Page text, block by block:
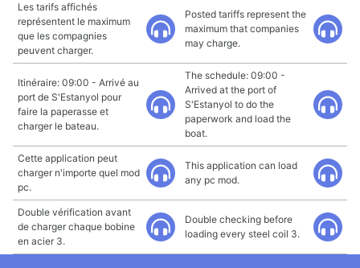
Les tarifs affichés
représentent le maximum
que les compagnies
peuvent charger.
Posted tariffs represent the
maximum that companies
may charge.
Itinéraire: 09:00 - Arrivé au
port de S'Estanyol pour
faire la paperasse et
charger le bateau.
The schedule: 09:00 -
Arrived at the port of
S'Estanyol to do the
paperwork and load the
boat.
Cette application peut
charger n'importe quel mod
pc.
This application can load
any pc mod.
Double vérification avant
de charger chaque bobine
en acier 3.
Double checking before
loading every steel coil 3.